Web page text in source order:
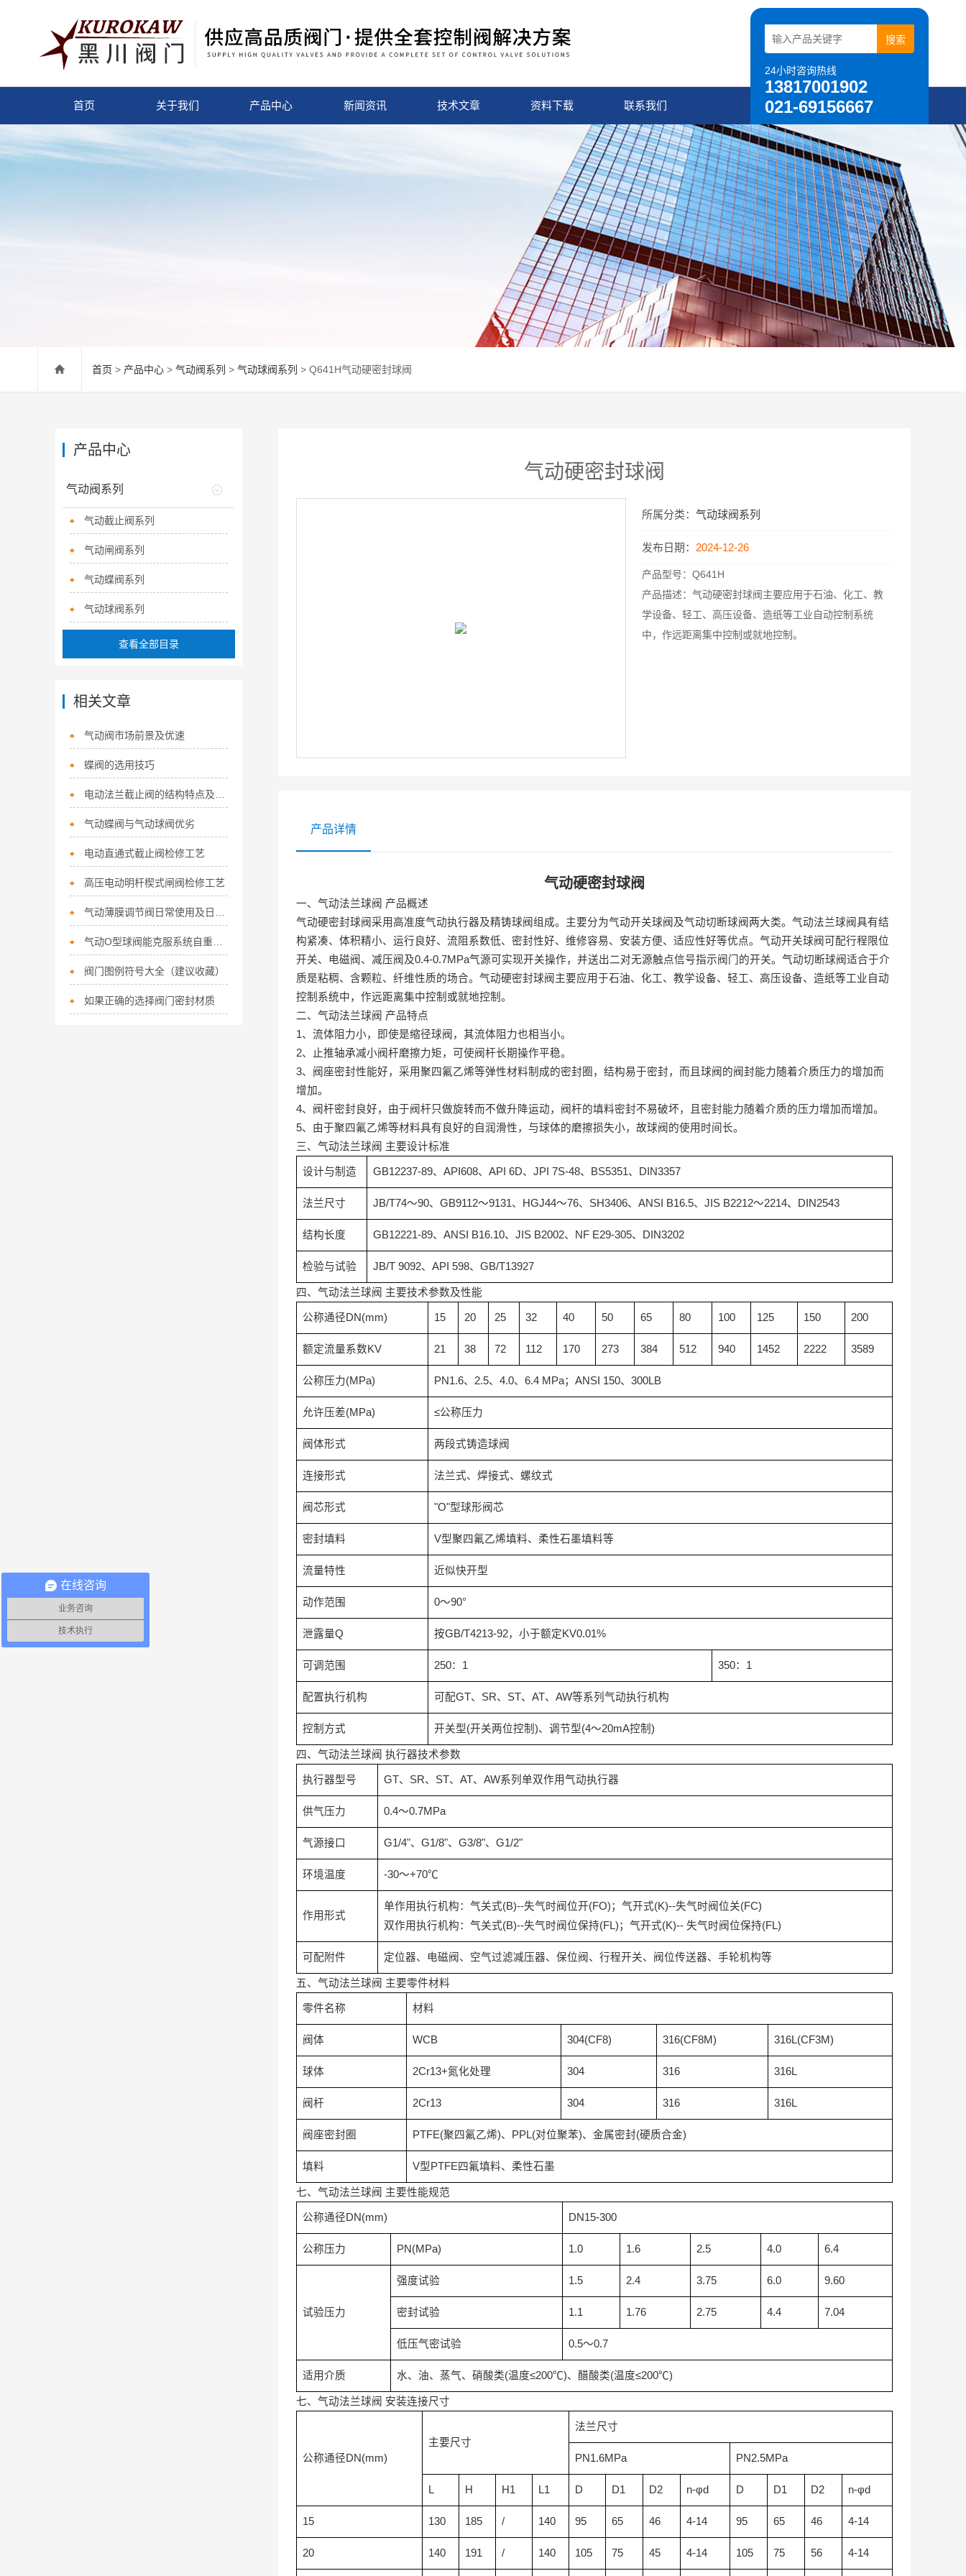
24小时咨询热线
13817001902
021-69156667
首页 关于我们 产品中心 新闻资讯 技术文章 资料下载 联系我们
首页 > 产品中心 > 气动阀系列 > 气动球阀系列 > Q641H气动硬密封球阀
气动硬密封球阀
所属分类：气动球阀系列
发布日期： 2024-12-26
产品型号：Q641H
产品描述：气动硬密封球阀主要应用于石油、化工、教
学设备、轻工、高压设备、造纸等工业自动控制系统
中，作远距离集中控制或就地控制。
产品详情
气动硬密封球阀
一、气动法兰球阀 产品概述
气动硬密封球阀采用高准度气动执行器及精铸球阀组成。主要分为气动开关球阀及气动切断球阀两大类。气动法兰球阀具有结
构紧凑、体积精小、运行良好、流阻系数低、密封性好、维修容易、安装方便、适应性好等优点。气动开关球阀可配行程限位
开关、电磁阀、减压阀及0.4-0.7MPa气源可实现开关操作，并送出二对无源触点信号指示阀门的开关。气动切断球阀适合于介
质是粘稠、含颗粒、纤维性质的场合。气动硬密封球阀主要应用于石油、化工、教学设备、轻工、高压设备、造纸等工业自动
控制系统中，作远距离集中控制或就地控制。
二、气动法兰球阀 产品特点
1、流体阻力小，即使是缩径球阀，其流体阻力也相当小。
2、止推轴承减小阀杆磨擦力矩，可使阀杆长期操作平稳。
3、阀座密封性能好，采用聚四氟乙烯等弹性材料制成的密封圈，结构易于密封，而且球阀的阀封能力随着介质压力的增加而
增加。
4、阀杆密封良好，由于阀杆只做旋转而不做升降运动，阀杆的填料密封不易破坏，且密封能力随着介质的压力增加而增加。
5、由于聚四氟乙烯等材料具有良好的自润滑性，与球体的磨擦损失小，故球阀的使用时间长。
三、气动法兰球阀 主要设计标准
设计与制造 GB12237-89、API608、API 6D、JPI 7S-48、 BS5351、 DIN3357
法兰尺寸 JB/T74～90、GB9112～9131、 HGJ44～76、 SH3406、ANSI B16.5、JIS B2212～2214、 DIN2543
结构长度 GB12221-89、ANSI B16.10、JIS B2002、 NF E29-305、 DIN3202
检验与试验 JB/T 9092、API 598、GB/T13927
四、气动法兰球阀 主要技术参数及性能
公称通径DN(mm) 15 20 25 32 40 50 65 80 100 125 150 200
额定流量系数KV 21 38 72 112 170 273 384 512 940 1452 2222 3589
公称压力(MPa) PN1.6、 2.5、4.0、6.4 MPa；ANSI 150、300LB
允许压差(MPa) ≤公称压力
阀体形式 两段式铸造球阀
连接形式 法兰式、焊接式、螺纹式
阀芯形式 "O"型球形阀芯
密封填料 V型聚四氟乙烯填料、柔性石墨填料等
流量特性 近似快开型
动作范围 0～90°
泄露量Q 按GB/T4213-92，小于额定KV0.01%
可调范围 250： 1 350： 1
配置执行机构 可配GT、 SR、 ST、AT、AW等系列气动执行机构
控制方式 开关型(开关两位控制)、调节型(4～20mA控制)
四、气动法兰球阀 执行器技术参数
执行器型号 GT、 SR、 ST、AT、AW系列单双作用气动执行器
供气压力 0.4～0.7MPa
气源接口 G1/4"、G1/8"、G3/8"、G1/2"
环境温度 -30～+70℃
作用形式
单作用执行机构：气关式(B)--失气时阀位开(FO)；气开式(K)--失气时阀位关(FC)
双作用执行机构：气关式(B)--失气时阀位保持(FL)；气开式(K)--失气时阀位保持(FL)
可配附件 定位器、电磁阀、空气过滤减压器、保位阀、行程开关、阀位传送器、手轮机构等
五、气动法兰球阀 主要零件材料
零件名称 材料
阀体 WCB 304(CF8) 316(CF8M) 316L(CF3M)
球体 2Cr13+氮化处理 304 316 316L
阀杆 2Cr13 304 316 316L
阀座密封圈 PTFE(聚四氟乙烯)、 PPL(对位聚苯)、金属密封(硬质合金)
填料 V型 PTFE四氟填料、柔性石墨
七、气动法兰球阀 主要性能规范
公称通径DN(mm) DN15-300
公称压力 PN(MPa) 1.0 1.6 2.5 4.0 6.4
试验压力
强度试验 1.5 2.4 3.75 6.0 9.60
密封试验 1.1 1.76 2.75 4.4 7.04
低压气密试验 0.5～0.7
适用介质 水、油、蒸气、硝酸类(温度≤200℃)、醋酸类(温度≤200℃)
七、气动法兰球阀 安装连接尺寸
公称通径DN(mm)
主要尺寸
法兰尺寸
PN1.6MPa PN2.5MPa
L H H1 L1 D D1 D2 n-φd D D1 D2 n-φd
15 130 185 / 140 95 65 46 4-14 95 65 46 4-14
20 140 191 / 140 105 75 45 4-14 105 75 56 4-14
产品中心
气动阀系列
气动截止阀系列
气动闸阀系列
气动蝶阀系列
气动球阀系列
查看全部目录
相关文章
气动阀市场前景及优速
蝶阀的选用技巧
气动蝶阀与气动球阀优劣
电动直通式截止阀检修工艺
高压电动明杆楔式闸阀检修工艺
阀门图例符号大全（建议收藏）
如果正确的选择阀门密封材质
在线咨询
业务咨询
技术执行